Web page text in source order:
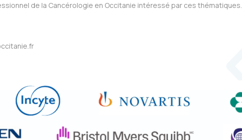
de la Cancérologie en Occitanie intéressé par ces thématiques.